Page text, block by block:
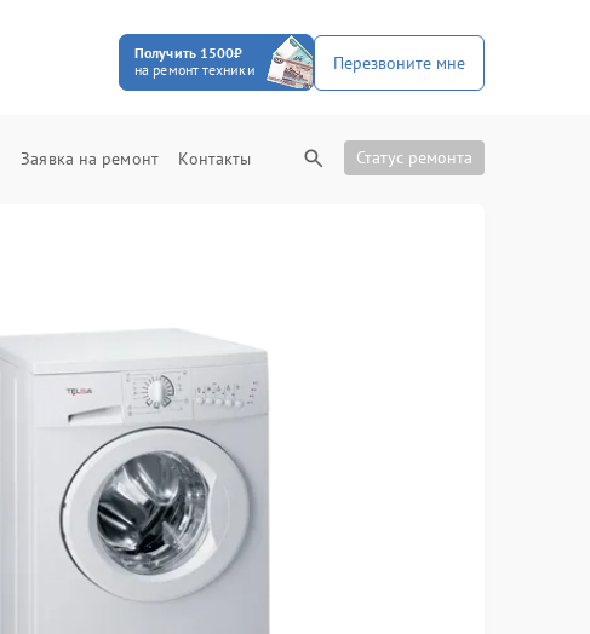
Получить 1500₽
на ремонт техники
Перезвоните мне
Заявка на ремонт Контакты Статус ремонта